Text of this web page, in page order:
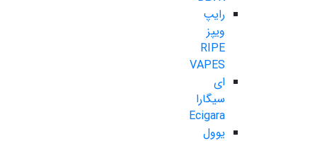
رایپ
ویپز
RIPE
VAPES
ای
سیگارا
Ecigara
یوول